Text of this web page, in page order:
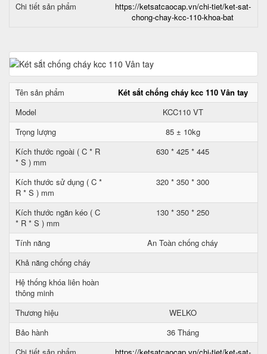
Chi tiết sản phẩm
https://ketsatcaocap.vn/chi-tiet/ket-sat-
chong-chay-kcc-110-khoa-bat
Tên sản phẩm
Két sắt chống cháy kcc 110 Vân tay
Model
KCC110 VT
Trọng lượng
85 ± 10kg
Kích thước ngoài ( C * R
* S ) mm
630 * 425 * 445
Kích thước sử dụng ( C *
R * S ) mm
320 * 350 * 300
Kích thước ngăn kéo ( C
* R * S ) mm
130 * 350 * 250
Tính năng
An Toàn chống cháy
Khả năng chống cháy
Hệ thống khóa liên hoàn
thông minh
Thương hiệu
WELKO
Bảo hành
36 Tháng